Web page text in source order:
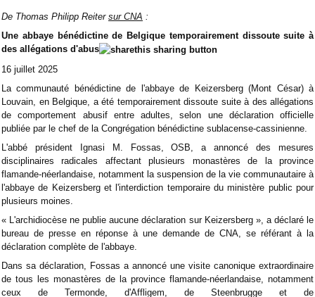
De Thomas Philipp Reiter sur CNA :
Une abbaye bénédictine de Belgique temporairement dissoute suite à
des allégations d'abus
16 juillet 2025
La communauté bénédictine de l'abbaye de Keizersberg (Mont César) à
Louvain, en Belgique, a été temporairement dissoute suite à des allégations
de comportement abusif entre adultes, selon une déclaration officielle
publiée par le chef de la Congrégation bénédictine sublacense-cassinienne.
L'abbé président Ignasi M. Fossas, OSB, a annoncé des mesures
disciplinaires radicales affectant plusieurs monastères de la province
flamande-néerlandaise, notamment la suspension de la vie communautaire à
l'abbaye de Keizersberg et l'interdiction temporaire du ministère public pour
plusieurs moines.
« L'archidiocèse ne publie aucune déclaration sur Keizersberg », a déclaré le
bureau de presse en réponse à une demande de CNA, se référant à la
déclaration complète de l'abbaye.
Dans sa déclaration, Fossas a annoncé une visite canonique extraordinaire
de tous les monastères de la province flamande-néerlandaise, notamment
ceux de Termonde, d'Affligem, de Steenbrugge et de